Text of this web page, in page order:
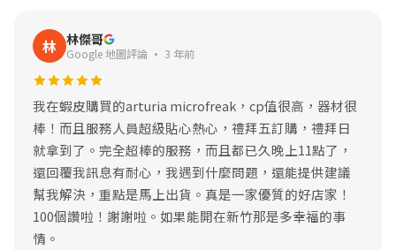
林 林傑哥
Google 地圖評論 · 3 年前
我在蝦皮購買的arturia microfreak，cp值很高，器材很
棒！而且服務人員超級貼心熱心，禮拜五訂購，禮拜日
就拿到了。完全超棒的服務，而且都已久晚上11點了，
還回覆我訊息有耐心，我遇到什麼問題，還能提供建議
幫我解決，重點是馬上出貨。真是一家優質的好店家！
100個讚啦！謝謝啦。如果能開在新竹那是多幸福的事
情。